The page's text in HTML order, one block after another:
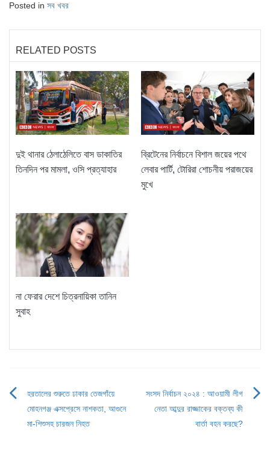
Posted in সব খবর
RELATED POSTS
দুই থানার ঠেলাঠেলিতে বাস ডাকাতির
তিনদিন পর মামলা, ওসি প্রত্যাহার
ব্রিটেনের নির্বাচনে বিশাল জয়ের পথে
লেবার পার্টি, টোরিরা শোচনীয় পরাজয়ের
মুখে
না ফেরার দেশে চিত্রনায়িকা তানিন
সুবাহ
Post
navigation
হরতালের শুরুতে ঢাকার তেজগাঁয়ে
মোহনগঞ্জ এক্সপ্রেসে নাশকতা, আগুনে
মা-শিশুসহ চারজন নিহত
সংসদ নির্বাচন ২০২৪ : আওয়ামী লীগ
নেতা আব্দুর রাজ্জাকের বক্তব্য কী
বার্তা বহন করছে?